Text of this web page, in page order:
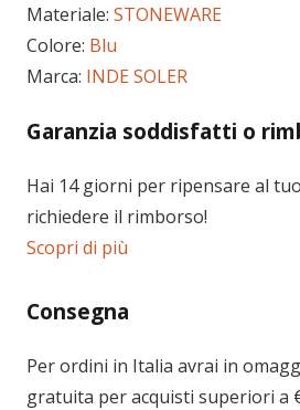
Garanzia soddisfatti o
Hai 14 giorni per ripensare al
richiedere il rimborso!
Scopri di più
Consegna
Per ordini in Italia avrai in
gratuita per acquisti superiori a
Materiale: STONEWARE
Colore: Blu
Marca: INDE SOLER